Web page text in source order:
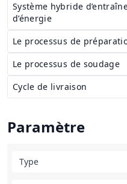
Système hybride
d’énergie
Le processus de
Le processus de soudage
Cycle de livraison
Paramètre
Type